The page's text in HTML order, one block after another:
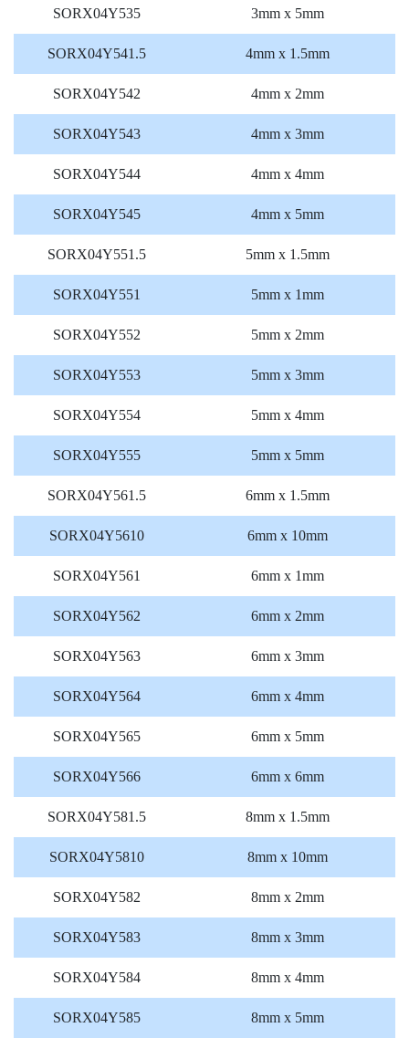
SORX04Y535 3mm x 5mm
SORX04Y541.5 4mm x 1.5mm
SORX04Y542 4mm x 2mm
SORX04Y543 4mm x 3mm
SORX04Y544 4mm x 4mm
SORX04Y545 4mm x 5mm
SORX04Y551.5 5mm x 1.5mm
SORX04Y551 5mm x 1mm
SORX04Y552 5mm x 2mm
SORX04Y553 5mm x 3mm
SORX04Y554 5mm x 4mm
SORX04Y555 5mm x 5mm
SORX04Y561.5 6mm x 1.5mm
SORX04Y5610 6mm x 10mm
SORX04Y561 6mm x 1mm
SORX04Y562 6mm x 2mm
SORX04Y563 6mm x 3mm
SORX04Y564 6mm x 4mm
SORX04Y565 6mm x 5mm
SORX04Y566 6mm x 6mm
SORX04Y581.5 8mm x 1.5mm
SORX04Y5810 8mm x 10mm
SORX04Y582 8mm x 2mm
SORX04Y583 8mm x 3mm
SORX04Y584 8mm x 4mm
SORX04Y585 8mm x 5mm